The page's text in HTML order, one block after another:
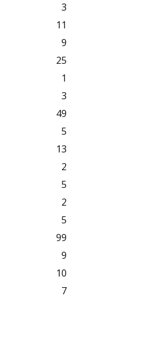
3
11
9
25
1
3
49
5
13
2
5
2
5
99
9
10
7